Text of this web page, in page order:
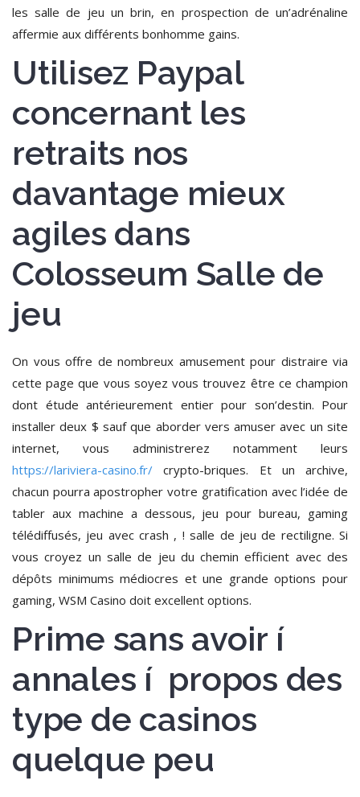
les salle de jeu un brin, en prospection de un’adrénaline
affermie aux différents bonhomme gains.
Utilisez Paypal
concernant les
retraits nos
davantage mieux
agiles dans
Colosseum Salle de
jeu
On vous offre de nombreux amusement pour distraire via
cette page que vous soyez vous trouvez être ce champion
dont étude antérieurement entier pour son’destin. Pour
installer deux $ sauf que aborder vers amuser avec un site
internet, vous administrerez notamment leurs
https://lariviera-casino.fr/ crypto-briques. Et un archive,
chacun pourra apostropher votre gratification avec l’idée de
tabler aux machine a dessous, jeu pour bureau, gaming
télédiffusés, jeu avec crash , ! salle de jeu de rectiligne. Si
vous croyez un salle de jeu du chemin efficient avec des
dépôts minimums médiocres et une grande options pour
gaming, WSM Casino doit excellent options.
Prime sans avoir í
annales í propos des
type de casinos
quelque peu